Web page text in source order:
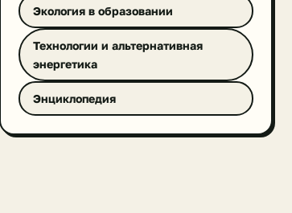
Экология в образовании
Технологии и альтернативная
энергетика
Энциклопедия